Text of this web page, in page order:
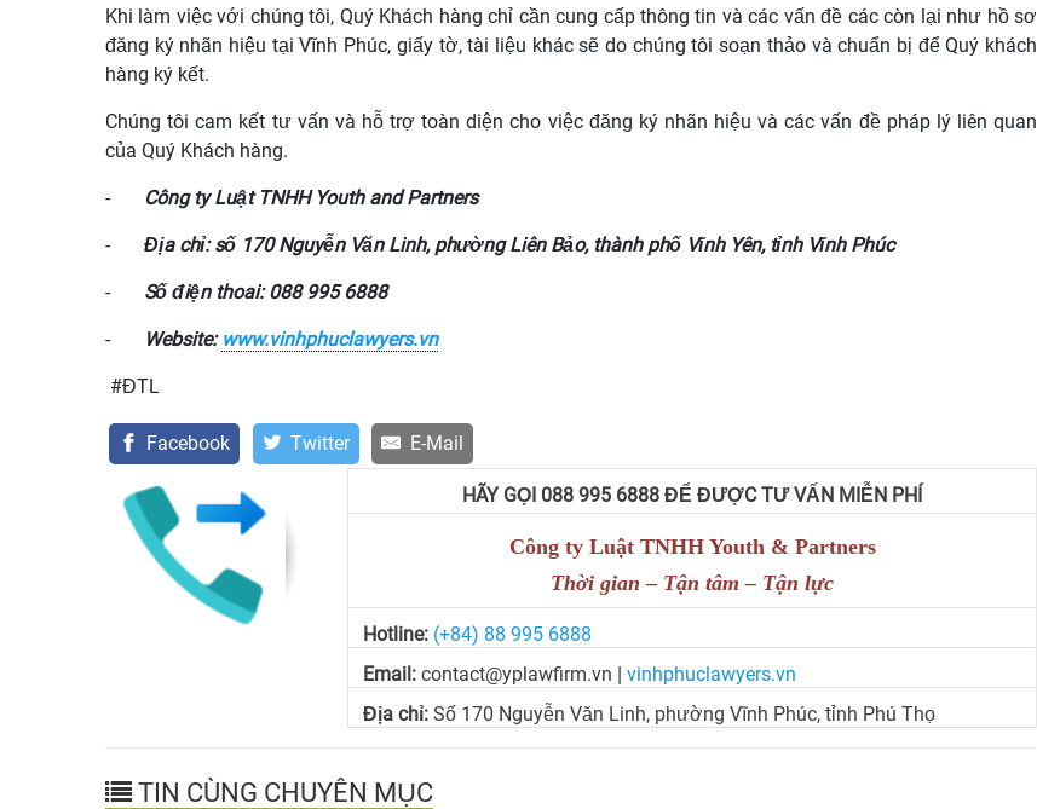
Khi làm việc với chúng tôi, Quý Khách hàng chỉ cần cung cấp thông tin và các vấn đề các còn lại như hồ sơ
đăng ký nhãn hiệu tại Vĩnh Phúc, giấy tờ, tài liệu khác sẽ do chúng tôi soạn thảo và chuẩn bị để Quý khách
hàng ký kết.
Chúng tôi cam kết tư vấn và hỗ trợ toàn diện cho việc đăng ký nhãn hiệu và các vấn đề pháp lý liên quan
của Quý Khách hàng.
- Công ty Luật TNHH Youth and Partners
- Địa chỉ: số 170 Nguyễn Văn Linh, phường Liên Bảo, thành phố Vĩnh Yên, tỉnh Vĩnh Phúc
- Số điện thoai:088 995 6888
- Website: www.vinhphuclawyers.vn
#ĐTL
Facebook Twitter E-Mail
HÃY GỌI 088 995 6888 ĐỂ ĐƯỢC TƯ VẤN MIỄN PHÍ
Công ty Luật TNHH Youth & Partners
Thời gian – Tận tâm – Tận lực
Hotline: (+84) 88 995 6888
Email: contact@yplawfirm.vn
vinhphuclawyers.vn
Địa chỉ: Số 170 Nguyễn Văn Linh, phường Vĩnh Phúc, tỉnh Phú Thọ
TIN CÙNG CHUYÊN MỤC